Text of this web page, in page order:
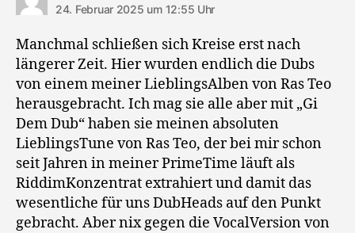
24. Februar 2025 um 12:55 Uhr
Manchmal schließen sich Kreise erst nach
längerer Zeit. Hier wurden endlich die Dubs
von einem meiner LieblingsAlben von Ras Teo
herausgebracht. Ich mag sie alle aber mit „Gi
Dem Dub“ haben sie meinen absoluten
LieblingsTune von Ras Teo, der bei mir schon
seit Jahren in meiner PrimeTime läuft als
RiddimKonzentrat extrahiert und damit das
wesentliche für uns DubHeads auf den Punkt
gebracht. Aber nix gegen die VocalVersion von